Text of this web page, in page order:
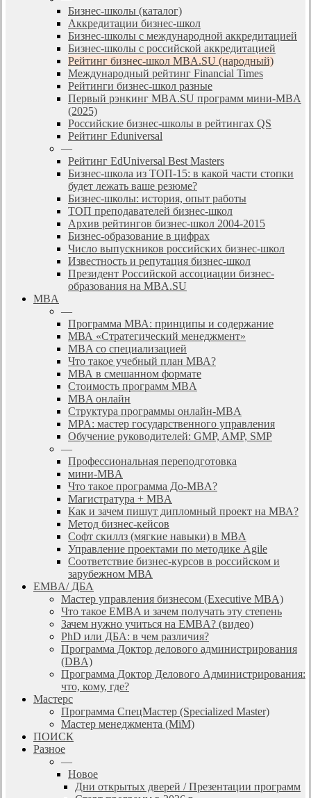
Бизнес-школы (каталог)
Аккредитации бизнес-школ
Бизнес-школы с международной аккредитацией
Бизнес-школы с российской аккредитацией
Рейтинг бизнес-школ MBA.SU (народный)
Международный рейтинг Financial Times
Рейтинги бизнес-школ разные
Первый рэнкинг MBA.SU программ мини-MBA
(2025)
Российские бизнес-школы в рейтингах QS
Рейтинг Eduniversal
—
Рейтинг EdUniversal Best Masters
Бизнес-школа из ТОП-15: в какой части стопки
будет лежать ваше резюме?
Бизнес-школы: история, опыт работы
ТОП преподавателей бизнес-школ
Архив рейтингов бизнес-школ 2004-2015
Бизнес-образование в цифрах
Число выпускников российских бизнес-школ
Известность и репутация бизнес-школ
Президент Российской ассоциации бизнес-
образования на MBA.SU
MBA
—
Программа МВА: принципы и содержание
МВА «Cтратегический менеджмент»
MBA со специализацией
Что такое учебный план МВА?
МВА в смешанном формате
Стоимость программ MBA
MBA онлайн
Cтруктура программы онлайн-MBA
MPA: мастер государственного управления
Обучение руководителей: GMP, AMP, SMP
—
Профессиональная переподготовка
мини-MBA
Что такое программа До-MBA?
Магистратура + MBA
Как и зачем пишут дипломный проект на МВА?
Метод бизнес-кейсов
Софт скиллз (мягкие навыки) в MBA
Управление проектами по методике Agile
Соответствие бизнес-курсов в российском и
зарубежном МВА
EMBA/ ДБA
Мастер управления бизнесом (Executive MBA)
Что такое EMBA и зачем получать эту степень
Зачем нужно учиться на EMBA? (видео)
PhD или ДБА: в чем различия?
Программа Доктор делового администрирования
(DBА)
Программа Доктор Делового Администрирования:
что, кому, где?
Мастерс
Программа СпецМастер (Specialized Master)
Мастер менеджмента (MiM)
ПОИСК
Разное
—
Новое
Дни открытых дверей / Презентации программ